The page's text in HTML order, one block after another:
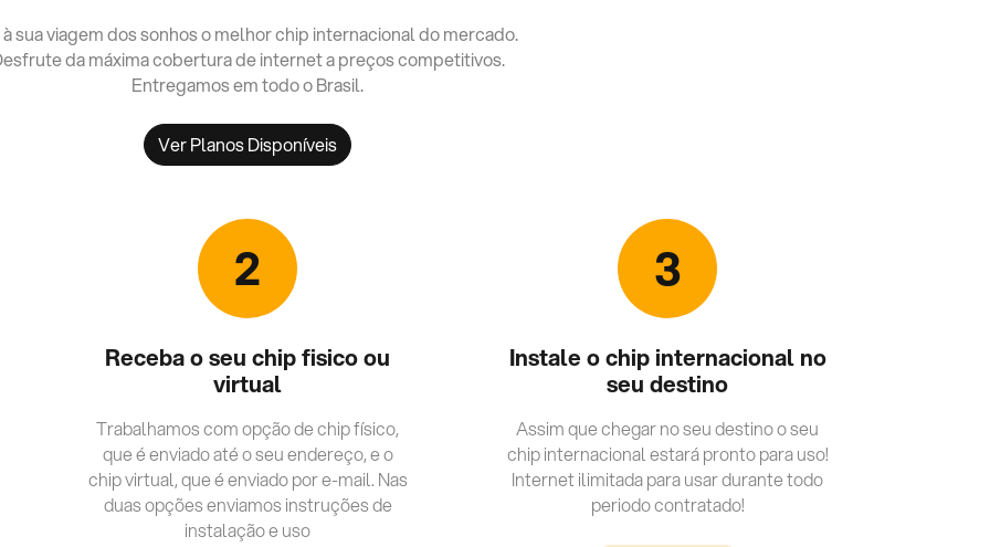
sua viagem dos sonhos o melhor chip internacional do mercado.
da máxima cobertura de internet a preços competitivos.
Entregamos em todo o Brasil.
Ver Planos Disponíveis
2
Receba o seu chip fisico ou
virtual
Trabalhamos com opção de chip físico,
que é enviado até o seu endereço, e o
chip virtual, que é enviado por e-mail. Nas
duas opções enviamos instruções de
instalação e uso
3
Instale o chip internacional no
seu destino
Assim que chegar no seu destino o seu
chip internacional estará pronto para uso!
Internet ilimitada para usar durante todo
periodo contratado!